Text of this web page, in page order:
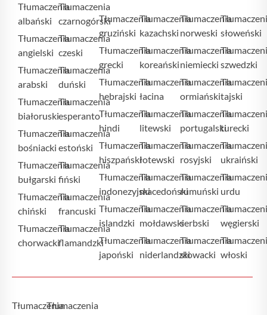
Tłumaczenia
albański
Tłumaczenia
angielski
Tłumaczenia
arabski
Tłumaczenia
białoruski
Tłumaczenia
bośniacki
Tłumaczenia
bułgarski
Tłumaczenia
chiński
Tłumaczenia
chorwacki
Tłumaczenia
czarnogórski
Tłumaczenia
czeski
Tłumaczenia
duński
Tłumaczenia
esperanto
Tłumaczenia
estoński
Tłumaczenia
fiński
Tłumaczenia
francuski
Tłumaczenia
flamandzki
Tłumaczenia
gruziński
Tłumaczenia
grecki
Tłumaczenia
hebrajski
Tłumaczenia
hindi
Tłumaczenia
hiszpański
Tłumaczenia
indonezyjski
Tłumaczenia
islandzki
Tłumaczenia
japoński
Tłumaczenia
kazachski
Tłumaczenia
koreański
Tłumaczenia
łacina
Tłumaczenia
litewski
Tłumaczenia
łotewski
Tłumaczenia
macedoński
Tłumaczenia
mołdawski
Tłumaczenia
niderlandzki
Tłumaczenia
norweski
Tłumaczenia
niemiecki
Tłumaczenia
ormiański
Tłumaczenia
portugalski
Tłumaczenia
rosyjski
Tłumaczenia
rumuński
Tłumaczenia
serbski
Tłumaczenia
słowacki
słoweński
szwedzki
tajski
turecki
ukraiński
urdu
węgierski
włoski
TłumaczeniaTłumaczenia